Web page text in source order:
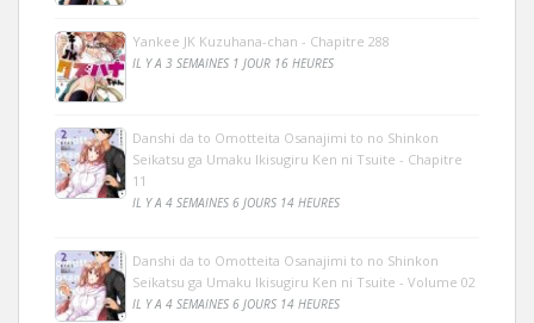
Yankee JK Kuzuhana-chan - Chapitre 288
IL Y A 3 SEMAINES 1 JOUR 16 HEURES
Danshi da to Omotteita Osanajimi to no Shinkon
Seikatsu ga Umaku Ikisugiru Ken ni Tsuite - Chapitre
11
IL Y A 4 SEMAINES 6 JOURS 14 HEURES
Danshi da to Omotteita Osanajimi to no Shinkon
Seikatsu ga Umaku Ikisugiru Ken ni Tsuite - Volume 02
IL Y A 4 SEMAINES 6 JOURS 14 HEURES